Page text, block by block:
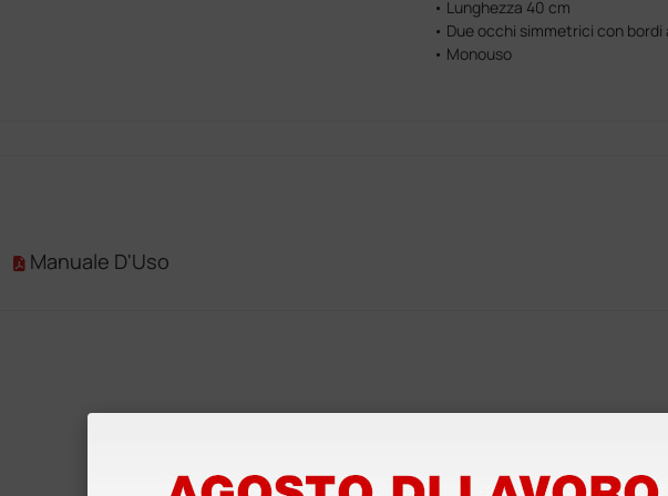
• Lunghezza 40 cm
• Due occhi simmetrici con
• Monouso
Manuale D'Uso